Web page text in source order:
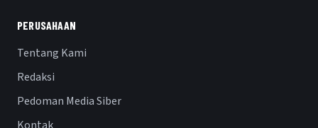
PERUSAHAAN
Tentang Kami
Redaksi
Pedoman Media Siber